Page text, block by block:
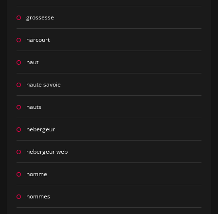
grossesse
harcourt
haut
haute savoie
hauts
hebergeur
hebergeur web
homme
hommes